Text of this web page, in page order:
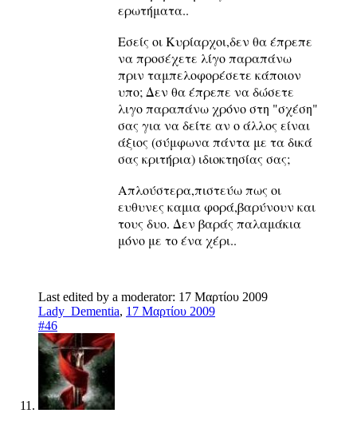
ερωτήματα..
Εσείς οι Κυρίαρχοι,δεν θα έπρεπε
να προσέχετε λίγο παραπάνω
πριν ταμπελοφορέσετε κάποιον
υπο; Δεν θα έπρεπε να δώσετε
λιγο παραπάνω χρόνο στη "σχέση"
σας για να δείτε αν ο άλλος είναι
άξιος (σύμφωνα πάντα με τα δικά
σας κριτήρια) ιδιοκτησίας σας;
Απλούστερα,πιστεύω πως οι
ευθυνες καμια φορά,βαρύνουν και
τους δυο. Δεν βαράς παλαμάκια
μόνο με το ένα χέρι..
Last edited by a moderator: 17 Μαρτίου 2009
Lady_Dementia, 17 Μαρτίου 2009
#46